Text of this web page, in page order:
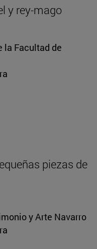
y rey-mago
la Facultad de
piezas de
y Arte Navarro